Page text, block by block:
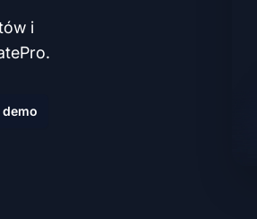
i